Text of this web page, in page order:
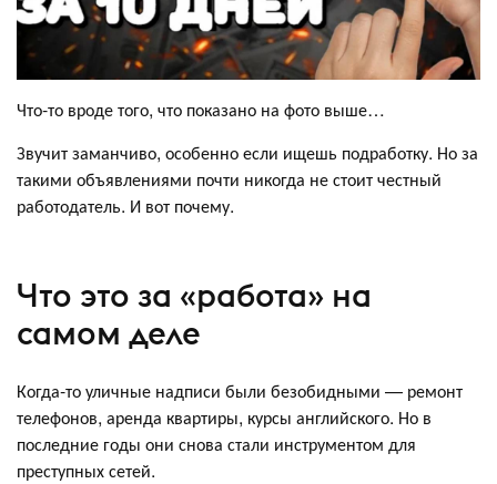
Что-то вроде того, что показано на фото выше…
Звучит заманчиво, особенно если ищешь подработку. Но за
такими объявлениями почти никогда не стоит честный
работодатель. И вот почему.
Что это за «работа» на
самом деле
Когда-то уличные надписи были безобидными — ремонт
телефонов, аренда квартиры, курсы английского. Но в
последние годы они снова стали инструментом для
преступных сетей.